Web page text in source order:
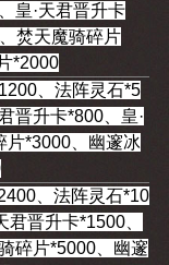
皇·天君晋升卡
焚天魔骑碎片
*2000
、法阵灵石*5
晋升卡*800、皇·
片*3000、幽邃冰
、法阵灵石*10
君晋升卡*1500、
碎片*5000、幽邃